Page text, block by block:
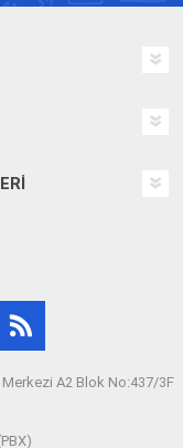
Merkezi A2 Blok No:437/3F